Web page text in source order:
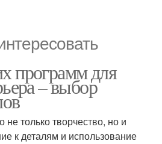
программ для
– выбор
не только творчество, но и
к деталям и использование